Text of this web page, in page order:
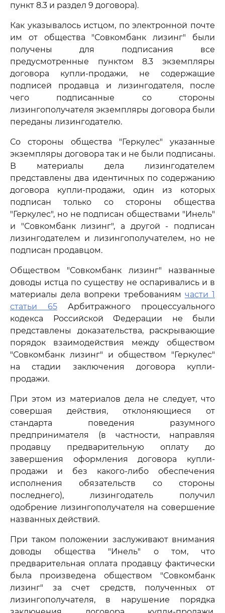
пункт 8.3 и раздел 9 договора).
Как указывалось истцом, по электронной почте
им от общества "Совкомбанк лизинг" были
получены для подписания все
предусмотренные пунктом 8.3 экземпляры
договора купли-продажи, не содержащие
подписей продавца и лизингодателя, после
чего подписанные со стороны
лизингополучателя экземпляры договора были
переданы лизингодателю.
Со стороны общества "Геркулес" указанные
экземпляры договора так и не были подписаны.
В материалы дела лизингодателем
представлены два идентичных по содержанию
договора купли-продажи, один из которых
подписан только со стороны общества
"Геркулес", но не подписан обществами "Инель"
и "Совкомбанк лизинг", а другой - подписан
лизингодателем и лизингополучателем, но не
подписан продавцом.
Обществом "Совкомбанк лизинг" названные
доводы истца по существу не оспаривались и в
материалы дела вопреки требованиям части 1
статьи 65 Арбитражного процессуального
кодекса Российской Федерации не были
представлены доказательства, раскрывающие
порядок взаимодействия между обществом
"Совкомбанк лизинг" и обществом "Геркулес"
на стадии заключения договора купли-
продажи.
При этом из материалов дела не следует, что
совершая действия, отклоняющиеся от
стандарта поведения разумного
предпринимателя (в частности, направляя
продавцу предварительную оплату до
завершения оформления договора купли-
продажи и без какого-либо обеспечения
исполнения обязательств со стороны
последнего), лизингодатель получил
одобрение лизингополучателя на совершение
названных действий.
При таком положении заслуживают внимания
доводы общества "Инель" о том, что
предварительная оплата продавцу фактически
была произведена обществом "Совкомбанк
лизинг" за счет средств, полученных от
лизингополучателя, в нарушение порядка